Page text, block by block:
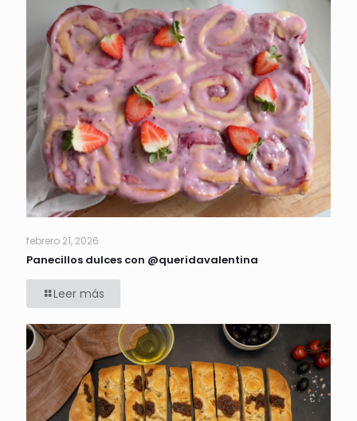
febrero 21, 2026
Panecillos dulces con @queridavalentina
Leer más